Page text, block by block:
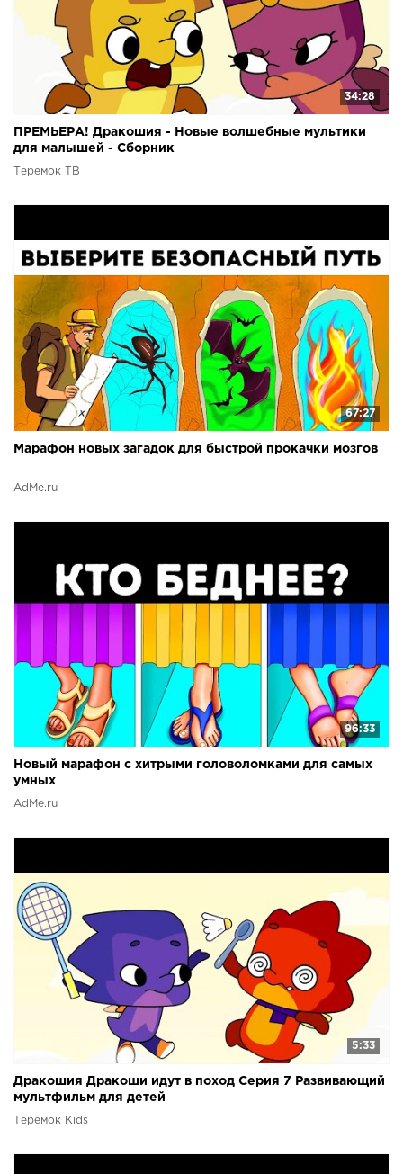
34:28
ПРЕМЬЕРА! Дракошия - Новые волшебные мультики
для малышей - Сборник
Теремок ТВ
67:27
Марафон новых загадок для быстрой прокачки мозгов
AdMe.ru
96:33
Новый марафон с хитрыми головоломками для самых
умных
AdMe.ru
5:33
Дракошия Дракоши идут в поход Серия 7 Развивающий
мультфильм для детей
Теремок Kids